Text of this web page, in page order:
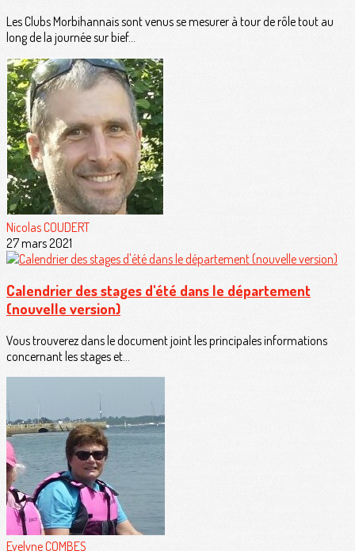
Les Clubs Morbihannais sont venus se mesurer à tour de rôle tout au
long de la journée sur bief...
Nicolas COUDERT
27 mars 2021
Calendrier des stages d'été dans le département
(nouvelle version)
Vous trouverez dans le document joint les principales informations
concernant les stages et...
Evelyne COMBES